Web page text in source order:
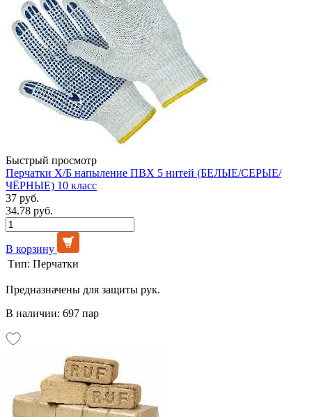
Быстрый просмотр
Перчатки Х/Б напыление ПВХ 5 нитей (БЕЛЫЕ/СЕРЫЕ/
ЧЁРНЫЕ) 10 класс
37 руб.
34.78 руб.
В корзину
Тип: Перчатки
Предназначены для защиты рук.
В наличии: 697 пар